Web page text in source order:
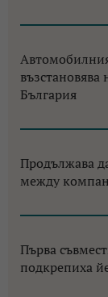
България
Продължава
между
Първа
подкрепиха